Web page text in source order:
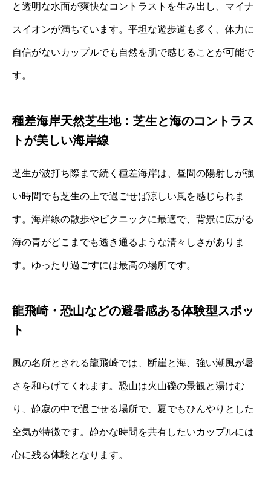
と透明な水面が爽快なコントラストを生み出し、マイナ
スイオンが満ちています。平坦な遊歩道も多く、体力に
自信がないカップルでも自然を肌で感じることが可能で
す。
種差海岸天然芝生地：芝生と海のコントラス
トが美しい海岸線
芝生が波打ち際まで続く種差海岸は、昼間の陽射しが強
い時間でも芝生の上で過ごせば涼しい風を感じられま
す。海岸線の散歩やピクニックに最適で、背景に広がる
海の青がどこまでも透き通るような清々しさがありま
す。ゆったり過ごすには最高の場所です。
龍飛崎・恐山などの避暑感ある体験型スポッ
ト
風の名所とされる龍飛崎では、断崖と海、強い潮風が暑
さを和らげてくれます。恐山は火山礫の景観と湯けむ
り、静寂の中で過ごせる場所で、夏でもひんやりとした
空気が特徴です。静かな時間を共有したいカップルには
心に残る体験となります。